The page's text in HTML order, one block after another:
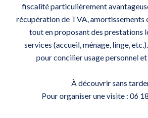
fiscalité particulièrement
récupération de TVA, amortissements
tout en proposant des prestations
services (accueil, ménage, linge,
pour concilier usage personnel
À découvrir sans
Pour organiser une visite : 06